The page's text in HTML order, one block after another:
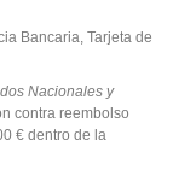
Bancaria, Tarjeta de
Nacionales y
contra reembolso
€ dentro de la